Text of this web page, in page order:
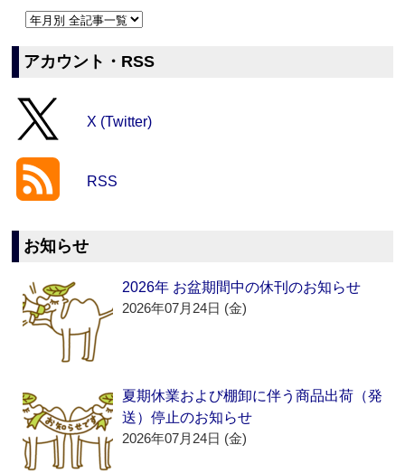
アカウント・RSS
X (Twitter)
RSS
お知らせ
2026年 お盆期間中の休刊のお知らせ
2026年07月24日 (金)
夏期休業および棚卸に伴う商品出荷（発
送）停止のお知らせ
2026年07月24日 (金)